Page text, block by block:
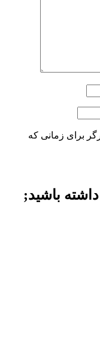
برای زمانی که
باشید;